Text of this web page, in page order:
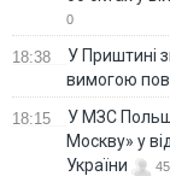
0
18:38
У Приштині
вимогою
18:15
У МЗС
Москву» у
України